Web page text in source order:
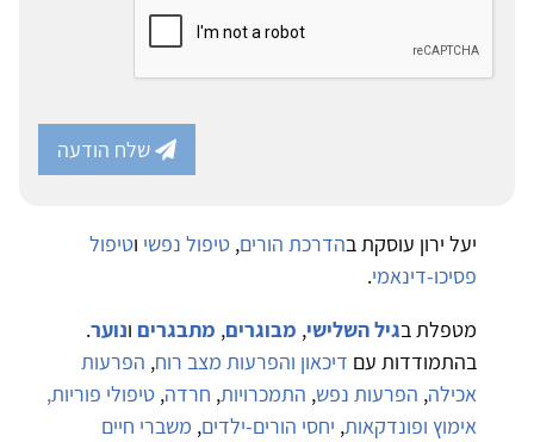
שלח הודעה
יעל ירון עוסקת בהדרכת הורים, טיפול נפשי וטיפול
פסיכו-דינאמי.
מטפלת בגיל השלישי, מבוגרים, מתבגרים ונוער.
בהתמודדות עם דיכאון והפרעות מצב רוח, הפרעות
אכילה, הפרעות נפש, התמכרויות, חרדה, טיפולי פוריות,
אימוץ ופונדקאות, יחסי הורים-ילדים, משברי חיים